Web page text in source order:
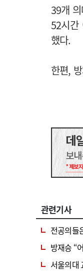
39개
52시간
했다.
한편,
관련기사
전공의들
방재승 “
서울의대